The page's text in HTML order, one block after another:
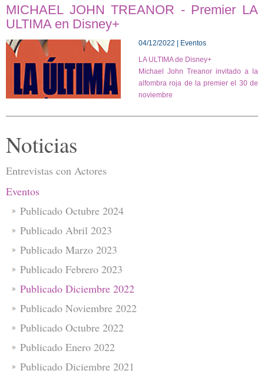
MICHAEL JOHN TREANOR - Premier LA
ULTIMA en Disney+
04/12/2022 | Eventos
LA ULTIMA de Disney+
Michael John Treanor invitado a la
alfombra roja de la premier el 30 de
noviembre
Noticias
Entrevistas con Actores
Eventos
Publicado Octubre 2024
Publicado Abril 2023
Publicado Marzo 2023
Publicado Febrero 2023
Publicado Diciembre 2022
Publicado Noviembre 2022
Publicado Octubre 2022
Publicado Enero 2022
Publicado Diciembre 2021